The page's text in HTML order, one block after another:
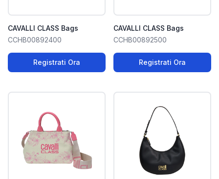
CAVALLI CLASS Bags
CCHB00892400
Registrati Ora
CAVALLI CLASS Bags
CCHB00892500
Registrati Ora